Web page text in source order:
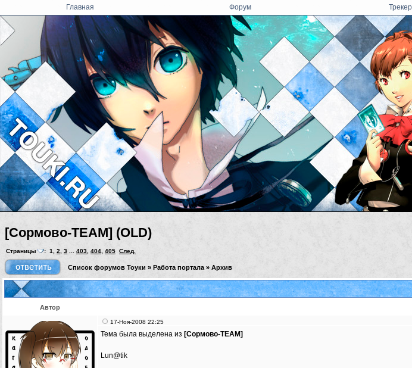
Главная Форум Трекер
[Сормово-TEAM] (OLD)
Страницы : 1, 2, 3 ... 403, 404, 405 След.
Список форумов Тоуки » Работа портала » Архив
Автор
17-Ноя-2008 22:25
Тема была выделена из [Сормово-TEAM]
Lun@tik